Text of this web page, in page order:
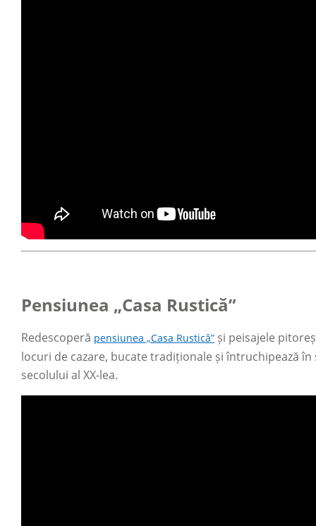
Pensiunea „Casa Rustică”
Redescoperă pensiunea „Casa Rustică” și peisajele
locuri de cazare, bucate tradiționale și întruchipează
secolului al XX-lea.